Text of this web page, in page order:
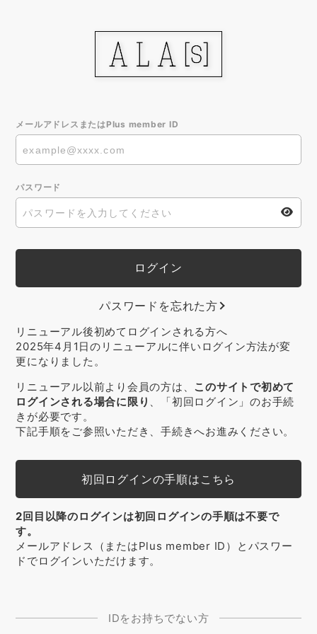
メールアドレスまたはPlus member ID
パスワード
パスワードを忘れた方
リニューアル後初めてログインされる方へ
2025年4月1日のリニューアルに伴いログイン方法が変
更になりました。
リニューアル以前より会員の方は、 このサイトで初めて
ログインされる場合に限り 、「初回ログイン」のお手続
きが必要です。
下記手順をご参照いただき、手続きへお進みください。
初回ログインの手順はこちら
2回目以降のログインは初回ログインの手順は不要で
す。
メールアドレス（またはPlus member ID）とパスワー
ドでログインいただけます。
IDをお持ちでない方